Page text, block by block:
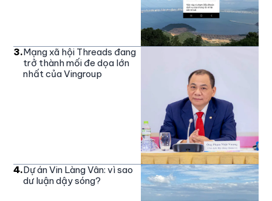
3.Mạng xã hội Threads đang
trở thành mối đe dọa lớn
nhất của Vingroup
4.Dự án Vin Làng Vân: vì sao
dư luận dậy sóng?